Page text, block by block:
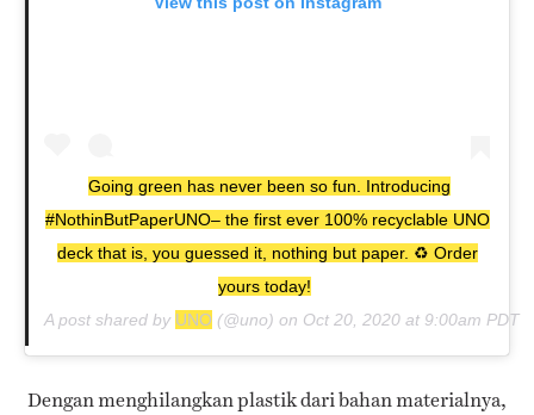
Going green has never been so fun. Introducing
#NothinButPaperUNO– the first ever 100% recyclable UNO
deck that is, you guessed it, nothing but paper. ♻ Order
yours today!
A post shared by UNO (@uno) on Oct 20, 2020 at 9:00am PDT
Dengan menghilangkan plastik dari bahan materialnya,